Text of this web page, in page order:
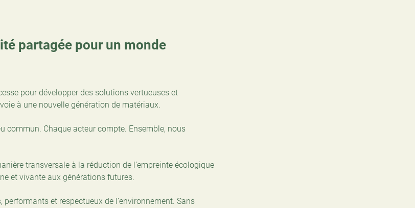
partagée pour un monde
pour développer des solutions vertueuses et
à une nouvelle génération de matériaux.
commun. Chaque acteur compte. Ensemble, nous
transversale à la réduction de l’empreinte écologique
et vivante aux générations futures.
et respectueux de l’environnement. Sans